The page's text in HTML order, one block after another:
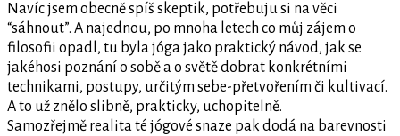
Navíc jsem obecně spíš skeptik, potřebuju si na věci
“sáhnout”. A najednou, po mnoha letech co můj zájem o
filosofii opadl, tu byla jóga jako praktický návod, jak se
jakéhosi poznání o sobě a o světě dobrat konkrétními
technikami, postupy, určitým sebe-přetvořením či kultivací.
A to už znělo slibně, prakticky, uchopitelně.
Samozřejmě realita té jógové snaze pak dodá na barevnosti